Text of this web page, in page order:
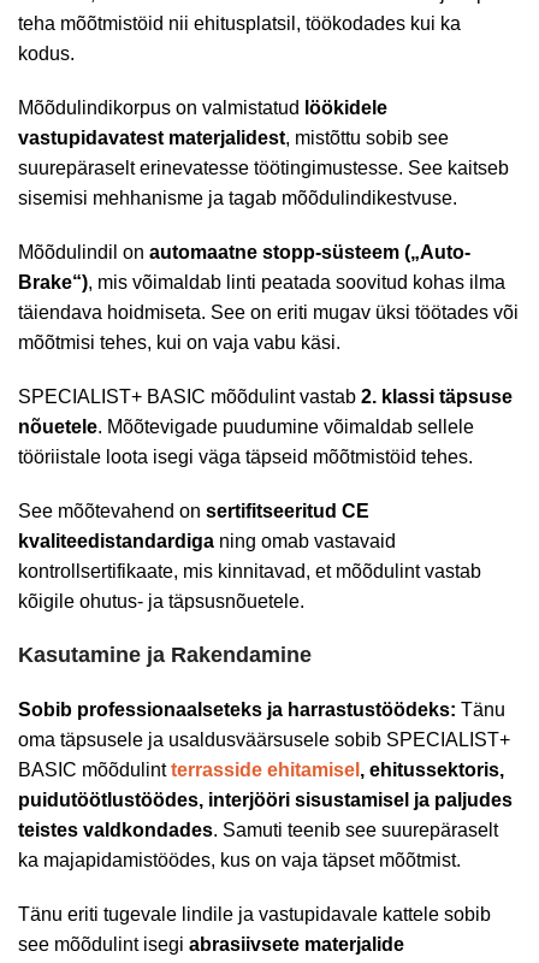
teha mõõtmistöid nii ehitusplatsil, töökodades kui ka
kodus.
Mõõdulindikorpus on valmistatud löökidele
vastupidavatest materjalidest, mistõttu sobib see
suurepäraselt erinevatesse töötingimustesse. See kaitseb
sisemisi mehhanisme ja tagab mõõdulindikestvuse.
Mõõdulindil on automaatne stopp-süsteem („Auto-
Brake“), mis võimaldab linti peatada soovitud kohas ilma
täiendava hoidmiseta. See on eriti mugav üksi töötades või
mõõtmisi tehes, kui on vaja vabu käsi.
SPECIALIST+ BASIC mõõdulint vastab 2. klassi täpsuse
nõuetele. Mõõtevigade puudumine võimaldab sellele
tööriistale loota isegi väga täpseid mõõtmistöid tehes.
See mõõtevahend on sertifitseeritud CE
kvaliteedistandardiga ning omab vastavaid
kontrollsertifikaate, mis kinnitavad, et mõõdulint vastab
kõigile ohutus- ja täpsusnõuetele.
Kasutamine ja Rakendamine
Sobib professionaalseteks ja harrastustöödeks: Tänu
oma täpsusele ja usaldusväärsusele sobib SPECIALIST+
BASIC mõõdulintterrasside ehitamisel , ehitussektoris,
puidutöötlustöödes, interjööri sisustamisel ja paljudes
teistes valdkondades. Samuti teenib see suurepäraselt
ka majapidamistöödes, kus on vaja täpset mõõtmist.
Tänu eriti tugevale lindile ja vastupidavale kattele sobib
see mõõdulint isegi abrasiivsete materjalide